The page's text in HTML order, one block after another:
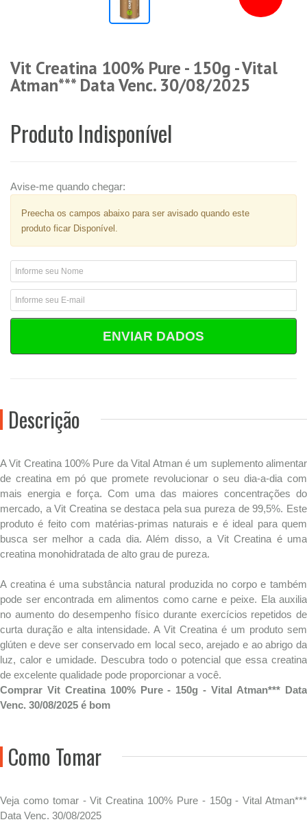
Vit Creatina 100% Pure - 150g - Vital
Atman*** Data Venc. 30/08/2025
Produto Indisponível
Avise-me quando chegar:
Preecha os campos abaixo para ser avisado quando este
produto ficar Disponível.
ENVIAR DADOS
Descrição
A Vit Creatina 100% Pure da Vital Atman é um suplemento alimentar
de creatina em pó que promete revolucionar o seu dia-a-dia com
mais energia e força. Com uma das maiores concentrações do
mercado, a Vit Creatina se destaca pela sua pureza de 99,5%. Este
produto é feito com matérias-primas naturais e é ideal para quem
busca ser melhor a cada dia. Além disso, a Vit Creatina é uma
creatina monohidratada de alto grau de pureza.
A creatina é uma substância natural produzida no corpo e também
pode ser encontrada em alimentos como carne e peixe. Ela auxilia
no aumento do desempenho físico durante exercícios repetidos de
curta duração e alta intensidade. A Vit Creatina é um produto sem
glúten e deve ser conservado em local seco, arejado e ao abrigo da
luz, calor e umidade. Descubra todo o potencial que essa creatina
de excelente qualidade pode proporcionar a você.
Comprar Vit Creatina 100% Pure - 150g - Vital Atman*** Data
Venc. 30/08/2025 é bom
Como Tomar
Veja como tomar - Vit Creatina 100% Pure - 150g - Vital Atman***
Data Venc. 30/08/2025